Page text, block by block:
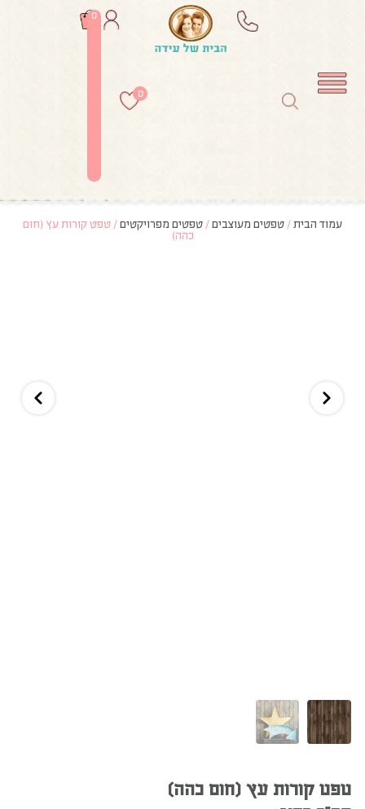
0
0
עמוד הבית/ טפטים מעוצבים/ טפטים מפרויקטים/ טפט קורות עץ (חום
כהה)
טפט קורות עץ (חום כהה)